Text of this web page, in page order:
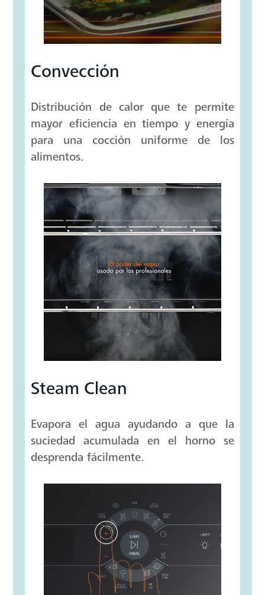
Convección
Distribución de calor que te permite
mayor eficiencia en tiempo y energía
para una cocción uniforme de los
alimentos.
Steam Clean
Evapora el agua ayudando a que la
suciedad acumulada en el horno se
desprenda fácilmente.